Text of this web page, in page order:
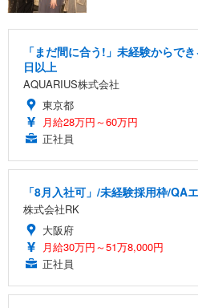
「まだ間に合う!」未経験からで
日以上
AQUARIUS株式会社
東京都
月給28万円～60万円
正社員
「8月入社可」/未経験採用枠/QA
株式会社RK
大阪府
月給30万円～51万8,000円
正社員